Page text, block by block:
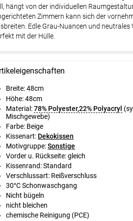
hängt von der individuellen
Zimmern kann sich der
Edle Grau-Nuancen und neutrales
mit der Hülle.
Breite:48cm
Höhe:48cm
Material:78% Polyester,22% Polyacryl
Mischgewebe)
Farbe: Beige
Kissenart: Dekokissen
Motivgruppe:Sonstige
Vorder u. Rückseite: gleich
Kissenrand: Standard
Verschlussart: Reißverschluss
30°C Schonwaschgang
Nicht bügeln
nicht bleichen
chemische Reinigung (PCE)